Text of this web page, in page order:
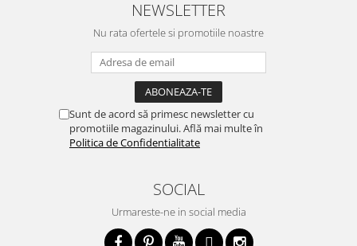
NEWSLETTER
Nu rata ofertele si promotiile noastre
Sunt de acord să primesc newsletter cu
promotiile magazinului. Află mai multe în
Politica de Confidentialitate
SOCIAL
Urmareste-ne in social media